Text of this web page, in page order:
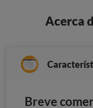
Acerca
Breve